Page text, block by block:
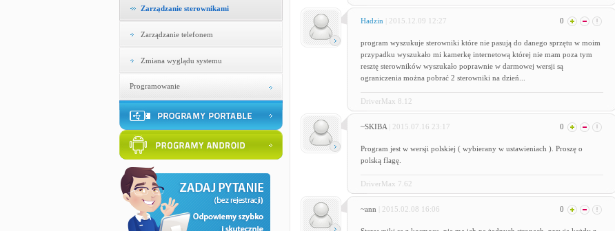
Zarządzanie sterownikami
Zarządzanie telefonem
Zmiana wyglądu systemu
Programowanie
Hadzin | 2015.12.09 12:27 0
program wyszukuje sterowniki które nie pasują do danego sprzętu w moim
przypadku wyszukało mi kamerkę internetową której nie mam poza tym
resztę sterowników wyszukało poprawnie w darmowej wersji są
ograniczenia można pobrać 2 sterowniki na dzień...
DriverMax 8.12
~SKIBA | 2015.07.16 23:17 0
Program jest w wersji polskiej ( wybierany w ustawieniach ). Proszę o
polską flagę.
DriverMax 7.62
~ann | 2015.02.08 16:06 0